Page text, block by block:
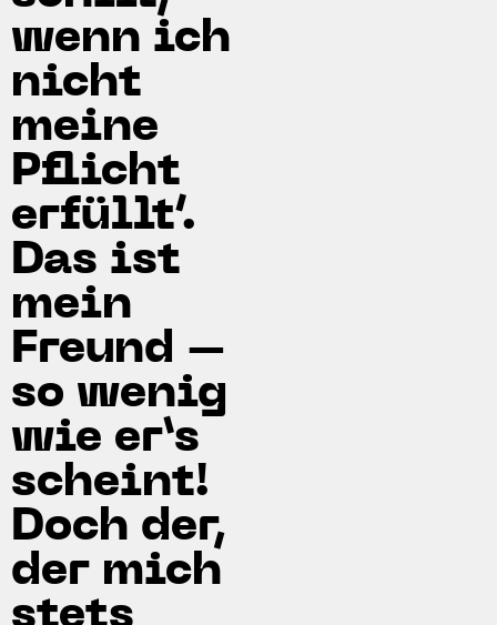
wenn ich
nicht
meine
Pflicht
erfüllt‘.
Das ist
mein
Freund –
so wenig
wie er’s
scheint!
Doch der,
der mich